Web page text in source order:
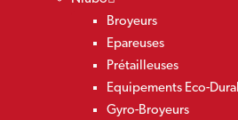
Broyeurs
Epareuses
Prétailleuses
Equipements Eco-
Gyro-Broyeurs